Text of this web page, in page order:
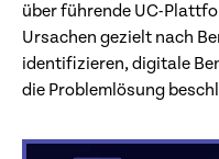
über führende UC-
Ursachen gezielt nach
identifizieren, digitale
die Problemlösung